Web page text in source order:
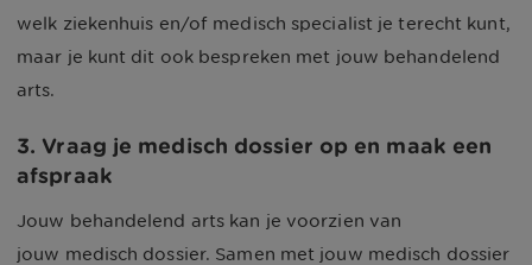
welk ziekenhuis en/of medisch specialist je terecht kunt,
maar je kunt dit ook bespreken met jouw behandelend
arts.
3. Vraag je medisch dossier op en maak een
afspraak
Jouw behandelend arts kan je voorzien van
jouw medisch dossier. Samen met jouw medisch dossier